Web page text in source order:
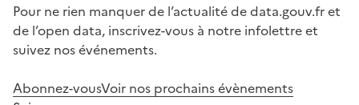
Pour ne rien manquer de l’actualité de data.gouv.fr et
de l’open data, inscrivez-vous à notre infolettre et
suivez nos événements.
Abonnez-vousVoir nos prochains évènements